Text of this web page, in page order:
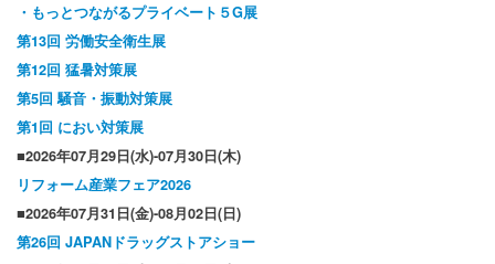
・もっとつながるプライベート５G展
第13回 労働安全衛生展
第12回 猛暑対策展
第5回 騒音・振動対策展
第1回 におい対策展
■2026年07月29日(水)-07月30日(木)
リフォーム産業フェア2026
■2026年07月31日(金)-08月02日(日)
第26回 JAPANドラッグストアショー